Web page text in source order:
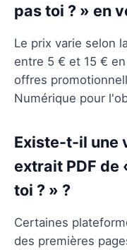
pas toi ? » en
Le prix varie selon
entre 5 € et 15 €
offres
Numérique pour
Existe-t-il une
extrait PDF de
toi ? » ?
Certaines
des premières